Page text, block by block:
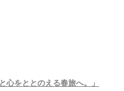
をととのえる春旅へ。」